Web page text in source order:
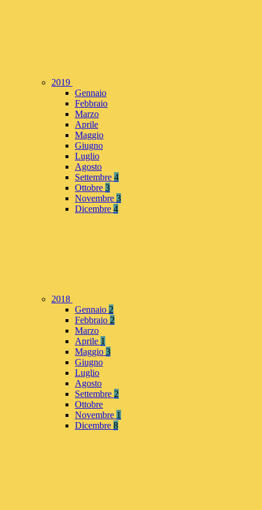
2019
Gennaio
Febbraio
Marzo
Aprile
Maggio
Giugno
Luglio
Agosto
Settembre 4
Ottobre 3
Novembre 3
Dicembre 4
2018
Gennaio 2
Febbraio 2
Marzo
Aprile 1
Maggio 3
Giugno
Luglio
Agosto
Settembre 2
Ottobre
Novembre 1
Dicembre 8